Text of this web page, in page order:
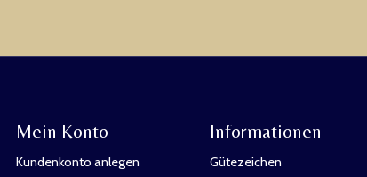
Mein Konto
Kundenkonto anlegen
Informationen
Gütezeichen